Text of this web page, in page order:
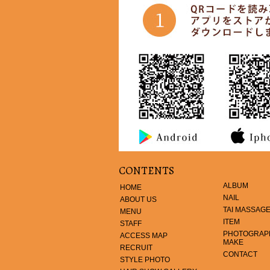
CONTENTS
HOME
ABOUT US
MENU
STAFF
ACCESS MAP
RECRUIT
STYLE PHOTO
ALBUM
NAIL
TAI MASSAGE
ITEM
MAKE
CONTACT